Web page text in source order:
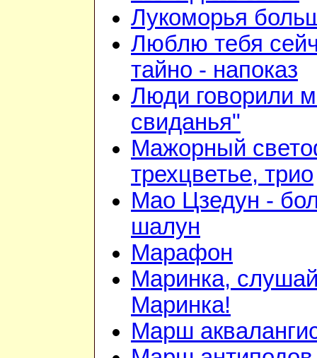
Лукоморья
Люблю тебя
тайно - напоказ
Люди говорили
свиданья"
Мажорный
трехцветье, трио
Мао Цзедун -
шалун
Марафон
Маринка,
Маринка!
Марш